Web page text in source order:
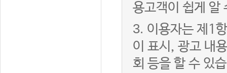
용고객이 쉽게 알
3. 이용자는 제1
이 표시, 광고 내
회 등을 할 수 있